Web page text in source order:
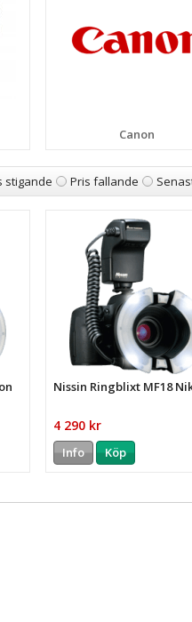
Canon
stigande Pris fallande
Nissin Ringblixt MF18
4 290 kr
Info Köp